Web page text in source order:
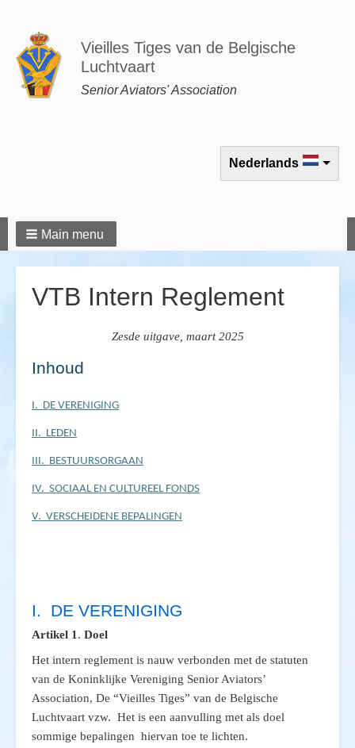
Vieilles Tiges van de Belgische
Luchtvaart
Senior Aviators' Association
Select your language
Nederlands
Main menu
VTB Intern Reglement
Zesde uitgave, maart 2025
Inhoud
I. DE VERENIGING
II. LEDEN
III. BESTUURSORGAAN
IV. SOCIAAL EN CULTUREEL FONDS
V. VERSCHEIDENE BEPALINGEN
I. DE VERENIGING
Artikel 1 . Doel
Het intern reglement is nauw verbonden met de statuten
van de Koninklijke Vereniging Senior Aviators’
Association, De “Vieilles Tiges” van de Belgische
Luchtvaart vzw. Het is een aanvulling met als doel
sommige bepalingen hiervan toe te lichten.